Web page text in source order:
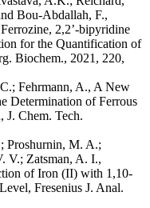
Bou-Abdallah, F.,
2,2’-bipyridine
for the Quantification of
Biochem., 2021, 220,
Fehrmann, A., A New
Determination of Ferrous
J. Chem. Tech.
Proshurnin, M. A.;
V.; Zatsman, A. I.,
of Iron (II) with 1,10-
Fresenius J. Anal.